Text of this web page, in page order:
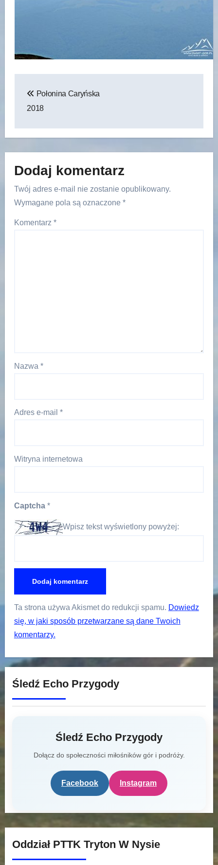
wpisu
Połonina Caryńska
2018
Dodaj komentarz
Twój adres e-mail nie zostanie opublikowany.
Wymagane pola są oznaczone *
Komentarz *
Nazwa *
Adres e-mail *
Witryna internetowa
Captcha *
Wpisz tekst wyświetlony powyżej:
Ta strona używa Akismet do redukcji spamu. Dowiedz
się, w jaki sposób przetwarzane są dane Twoich
komentarzy.
Śledź Echo Przygody
Śledź Echo Przygody
Dołącz do społeczności miłośników gór i podróży.
Facebook Instagram
Oddział PTTK Tryton W Nysie